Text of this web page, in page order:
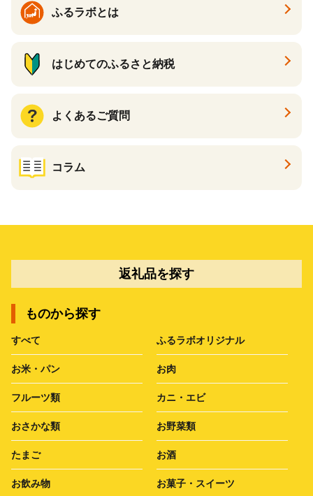
ふるラボとは
はじめてのふるさと納税
よくあるご質問
コラム
返礼品を探す
ものから探す
すべて ふるラボオリジナル
お米・パン お肉
フルーツ類 カニ・エビ
おさかな類 お野菜類
たまご お酒
お飲み物 お菓子・スイーツ